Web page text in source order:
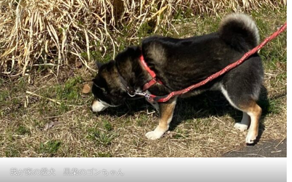
我が家の愛犬 黒柴のゴンちゃん